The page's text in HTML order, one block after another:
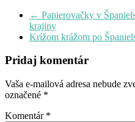
← Papierovačky v
krajiny
Krížom krážom po
Pridaj komentár
Vaša e-mailová adresa nebude
označené *
Komentár *